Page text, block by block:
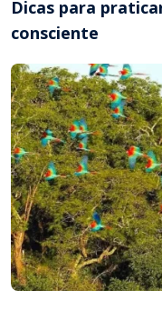
Dicas para
consciente